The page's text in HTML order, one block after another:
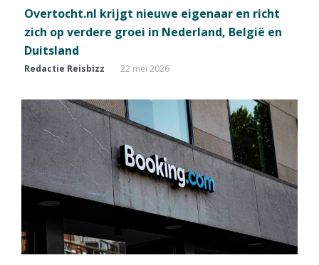
Overtocht.nl krijgt nieuwe eigenaar en richt
zich op verdere groei in Nederland, België en
Duitsland
Redactie Reisbizz 22 mei 2026